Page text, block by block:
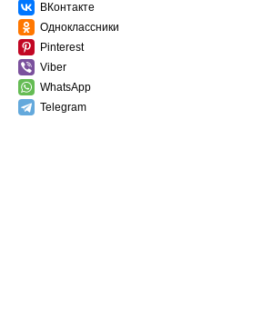
ВКонтакте
Одноклассники
Pinterest
Viber
WhatsApp
Telegram